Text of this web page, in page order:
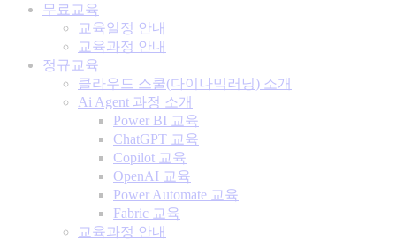
무료교육
교육일정 안내
교육과정 안내
정규교육
클라우드 스쿨(다이나믹러닝) 소개
Ai Agent 과정 소개
Power BI 교육
ChatGPT 교육
Copilot 교육
OpenAI 교육
Power Automate 교육
Fabric 교육
교육과정 안내